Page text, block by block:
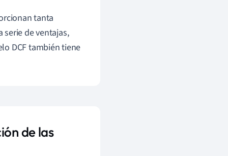
tanta
de ventajas,
DCF también tiene
de las